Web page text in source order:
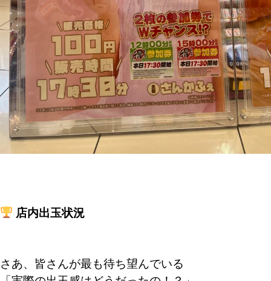
店内出玉状況
さあ、皆さんが最も待ち望んでいる